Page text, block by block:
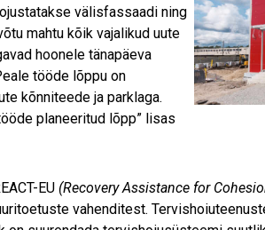
välisfassaadi ning
mahtu kõik vajalikud uute
hoonele tänapäeva
tööde lõppu on
kõnniteede ja parklaga.
planeeritud lõpp” lisas
EU (Recovery Assistance for
vahenditest.